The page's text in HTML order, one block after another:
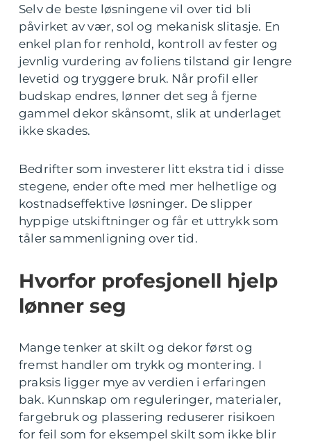
Selv de beste løsningene vil over tid bli
påvirket av vær, sol og mekanisk slitasje. En
enkel plan for renhold, kontroll av fester og
jevnlig vurdering av foliens tilstand gir lengre
levetid og tryggere bruk. Når profil eller
budskap endres, lønner det seg å fjerne
gammel dekor skånsomt, slik at underlaget
ikke skades.
Bedrifter som investerer litt ekstra tid i disse
stegene, ender ofte med mer helhetlige og
kostnadseffektive løsninger. De slipper
hyppige utskiftninger og får et uttrykk som
tåler sammenligning over tid.
Hvorfor profesjonell hjelp
lønner seg
Mange tenker at skilt og dekor først og
fremst handler om trykk og montering. I
praksis ligger mye av verdien i erfaringen
bak. Kunnskap om reguleringer, materialer,
fargebruk og plassering reduserer risikoen
for feil som for eksempel skilt som ikke blir